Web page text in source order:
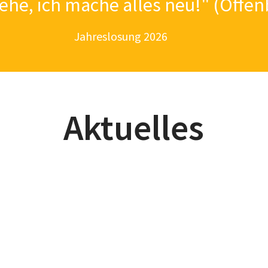
ich mache alles neu!"
Jahreslosung 2026
Aktuelles